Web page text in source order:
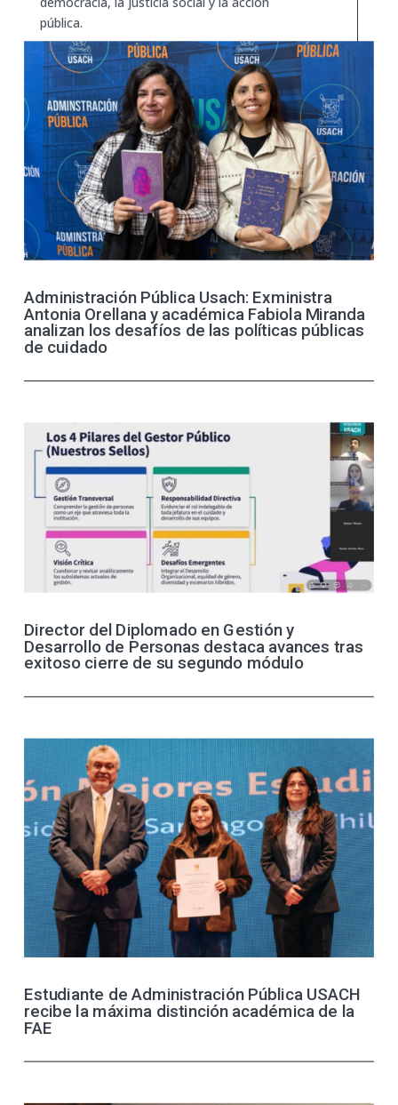
pública.
Ver
AQUÍ
Administración Pública Usach: Exministra
Antonia Orellana y académica Fabiola Miranda
analizan los desafíos de las políticas públicas
de cuidado
Director del Diplomado en Gestión y
Desarrollo de Personas destaca avances tras
exitoso cierre de su segundo módulo
Estudiante de Administración Pública USACH
recibe la máxima distinción académica de la
FAE